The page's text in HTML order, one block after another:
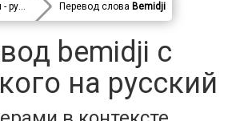
Английский - русский Перевод слова Bemidji
bemidji с
на русский